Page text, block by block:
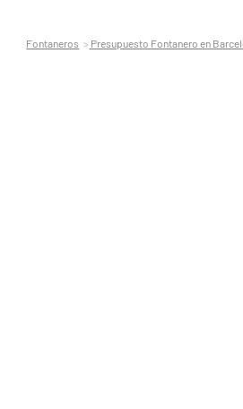
Fontaneros Presupuesto Fontanero en